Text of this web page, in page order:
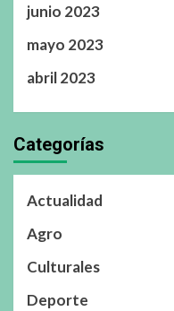
junio 2023
mayo 2023
abril 2023
Categorías
Actualidad
Agro
Culturales
Deporte